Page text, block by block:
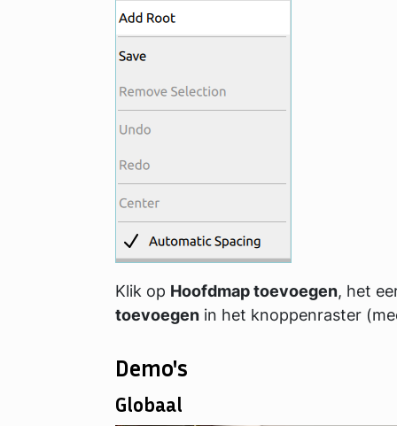
Klik op Hoofdmap toevoegen, het
toevoegen in het knoppenraster
Demo's
Globaal